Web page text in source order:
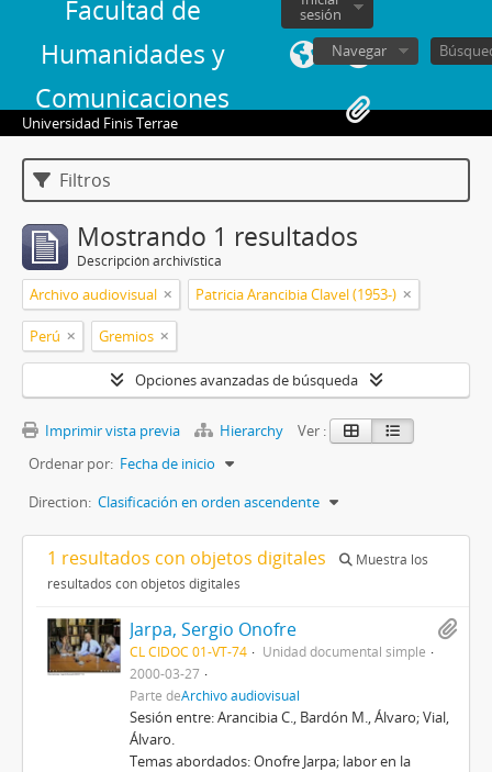
Facultad de
Humanidades y
Comunicaciones
sesión
Navegar
Universidad Finis Terrae
Filtros
Mostrando 1 resultados
Descripción archivística
Archivo audiovisual Patricia Arancibia Clavel (1953-)
Perú Gremios
Opciones avanzadas de búsqueda
Imprimir vista previa Hierarchy
Ver :
Ordenar por: Fecha de inicio
Direction: Clasificación en orden ascendente
1 resultados con objetos digitales
Muestra los
resultados con objetos digitales
Jarpa, Sergio Onofre
CL CIDOC 01-VT-74
Unidad documental simple
2000-03-27
Parte deArchivo audiovisual
Sesión entre: Arancibia C., Bardón M., Álvaro; Vial,
Álvaro.
Temas abordados: Onofre Jarpa; labor en la